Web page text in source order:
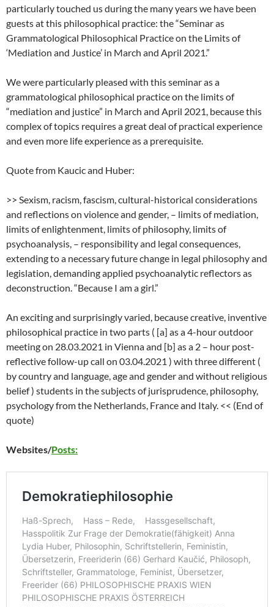
particularly touched us during the many years we have been
guests at this philosophical practice: the “Seminar as
Grammatological Philosophical Practice on the Limits of
‘Mediation and Justice’ in March and April 2021.”
We were particularly pleased with this seminar as a
grammatological philosophical practice on the limits of
“mediation and justice” in March and April 2021, because this
complex of topics requires a great deal of practical experience
and even more life experience as a prerequisite.
Quote from Kaucic and Huber:
>> Sexism, racism, fascism, cultural-historical considerations
and reflections on violence and gender, – limits of mediation,
limits of enlightenment, limits of philosophy, limits of
psychoanalysis, – responsibility and legal consequences,
extending to a necessary future change in legal philosophy and
legislation, demanding applied psychoanalytic reflectors as
deconstruction. “Because I am a girl.”
An exciting and surprisingly varied, because creative, inventive
philosophical practice in two parts ( [a] as a 4-hour outdoor
meeting on 28.03.2021 in Vienna and [b] as a 2 – hour post-
reflective follow-up call on 03.04.2021 ) with three different (
by country and language, age and gender and without religious
belief ) students in the subjects of jurisprudence, philosophy,
psychology from the Netherlands, France and Italy. << (End of
quote)
Websites/Posts: